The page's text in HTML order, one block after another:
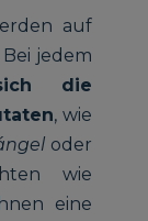
auf
jedem
die
, wie
oder
wie
eine